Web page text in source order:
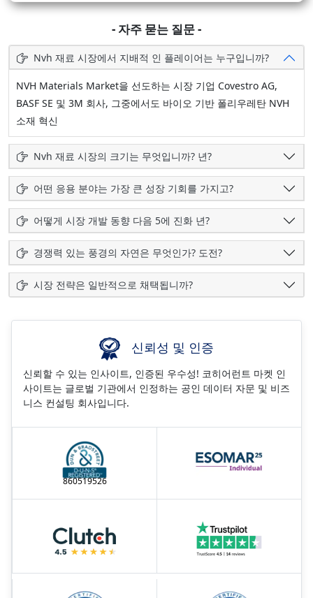
- 자주 묻는 질문 -
Nvh 재료 시장에서 지배적 인 플레이어는 누구입니까?
NVH Materials Market을 선도하는 시장 기업 Covestro AG,
BASF SE 및 3M 회사, 그중에서도 바이오 기반 폴리우레탄 NVH
소재 혁신
Nvh 재료 시장의 크기는 무엇입니까? 년?
어떤 응용 분야는 가장 큰 성장 기회를 가지고?
어떻게 시장 개발 동향 다음 5에 진화 년?
경쟁력 있는 풍경의 자연은 무엇인가? 도전?
시장 전략은 일반적으로 채택됩니까?
신뢰성 및 인증
신뢰할 수 있는 인사이트, 인증된 우수성! 코히어런트 마켓 인
사이트는 글로벌 기관에서 인정하는 공인 데이터 자문 및 비즈
니스 컨설팅 회사입니다.
860519526